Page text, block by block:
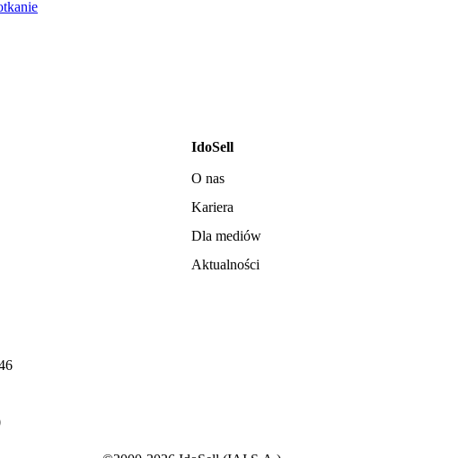
IdoSell
O nas
Kariera
Dla mediów
Aktualności